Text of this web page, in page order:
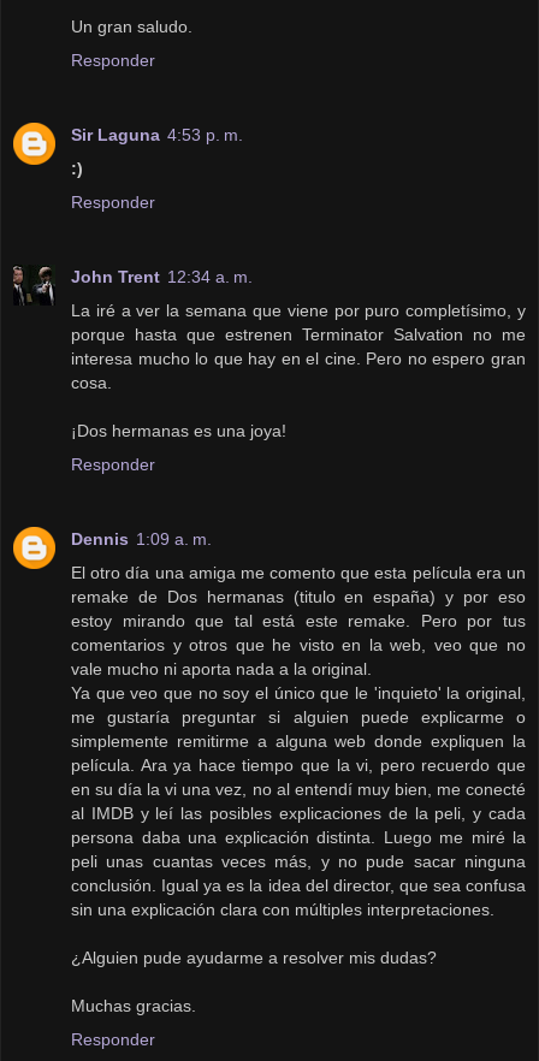
Un gran saludo.
Responder
Sir Laguna 4:53 p. m.
:)
Responder
John Trent 12:34 a. m.
La iré a ver la semana que viene por puro completísimo, y
porque hasta que estrenen Terminator Salvation no me
interesa mucho lo que hay en el cine. Pero no espero gran
cosa.
¡Dos hermanas es una joya!
Responder
Dennis 1:09 a. m.
El otro día una amiga me comento que esta película era un
remake de Dos hermanas (titulo en españa) y por eso
estoy mirando que tal está este remake. Pero por tus
comentarios y otros que he visto en la web, veo que no
vale mucho ni aporta nada a la original.
Ya que veo que no soy el único que le 'inquieto' la original,
me gustaría preguntar si alguien puede explicarme o
simplemente remitirme a alguna web donde expliquen la
película. Ara ya hace tiempo que la vi, pero recuerdo que
en su día la vi una vez, no al entendí muy bien, me conecté
al IMDB y leí las posibles explicaciones de la peli, y cada
persona daba una explicación distinta. Luego me miré la
peli unas cuantas veces más, y no pude sacar ninguna
conclusión. Igual ya es la idea del director, que sea confusa
sin una explicación clara con múltiples interpretaciones.
¿Alguien pude ayudarme a resolver mis dudas?
Muchas gracias.
Responder